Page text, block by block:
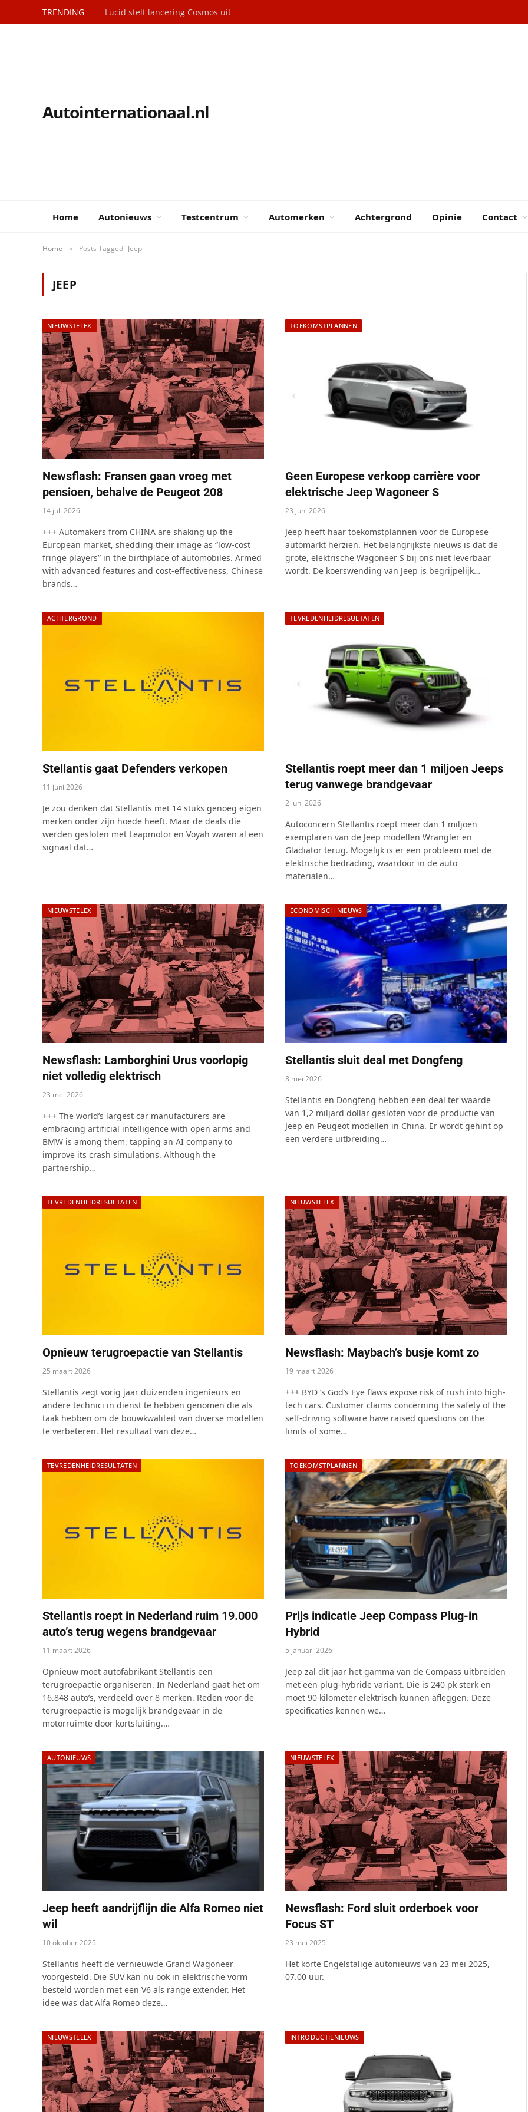
TRENDING Autoverkopen Frankrijk: elektrische modellen zijn niet te stoppen
Autointernationaal.nl
Home Autonieuws Testcentrum Automerken Achtergrond Opinie Contact
Home » Posts Tagged "Jeep"
JEEP
NIEUWSTELEX
Newsflash: Fransen gaan vroeg met
pensioen, behalve de Peugeot 208
14 juli 2026
+++ Automakers from CHINA are shaking up the
European market, shedding their image as “low-cost
fringe players” in the birthplace of automobiles. Armed
with advanced features and cost-effectiveness, Chinese
brands…
TOEKOMSTPLANNEN
Geen Europese verkoop carrière voor
elektrische Jeep Wagoneer S
23 juni 2026
Jeep heeft haar toekomstplannen voor de Europese
automarkt herzien. Het belangrijkste nieuws is dat de
grote, elektrische Wagoneer S bij ons niet leverbaar
wordt. De koerswending van Jeep is begrijpelijk…
ACHTERGROND
Stellantis gaat Defenders verkopen
11 juni 2026
Je zou denken dat Stellantis met 14 stuks genoeg eigen
merken onder zijn hoede heeft. Maar de deals die
werden gesloten met Leapmotor en Voyah waren al een
signaal dat…
TEVREDENHEIDRESULTATEN
Stellantis roept meer dan 1 miljoen Jeeps
terug vanwege brandgevaar
2 juni 2026
Autoconcern Stellantis roept meer dan 1 miljoen
exemplaren van de Jeep modellen Wrangler en
Gladiator terug. Mogelijk is er een probleem met de
elektrische bedrading, waardoor in de auto
materialen…
NIEUWSTELEX
Newsflash: Lamborghini Urus voorlopig
niet volledig elektrisch
23 mei 2026
+++ The world’s largest car manufacturers are
embracing artificial intelligence with open arms and
BMW is among them, tapping an AI company to
improve its crash simulations. Although the
partnership…
ECONOMISCH NIEUWS
Stellantis sluit deal met Dongfeng
8 mei 2026
Stellantis en Dongfeng hebben een deal ter waarde
van 1,2 miljard dollar gesloten voor de productie van
Jeep en Peugeot modellen in China. Er wordt gehint op
een verdere uitbreiding…
TEVREDENHEIDRESULTATEN
Opnieuw terugroepactie van Stellantis
25 maart 2026
Stellantis zegt vorig jaar duizenden ingenieurs en
andere technici in dienst te hebben genomen die als
taak hebben om de bouwkwaliteit van diverse modellen
te verbeteren. Het resultaat van deze…
NIEUWSTELEX
Newsflash: Maybach’s busje komt zo
19 maart 2026
+++ BYD ’s God’s Eye flaws expose risk of rush into high-
tech cars. Customer claims concerning the safety of the
self-driving software have raised questions on the
limits of some…
TEVREDENHEIDRESULTATEN
Stellantis roept in Nederland ruim 19.000
auto’s terug wegens brandgevaar
11 maart 2026
Opnieuw moet autofabrikant Stellantis een
terugroepactie organiseren. In Nederland gaat het om
16.848 auto’s, verdeeld over 8 merken. Reden voor de
terugroepactie is mogelijk brandgevaar in de
motorruimte door kortsluiting.…
TOEKOMSTPLANNEN
Prijs indicatie Jeep Compass Plug-in
Hybrid
5 januari 2026
Jeep zal dit jaar het gamma van de Compass uitbreiden
met een plug-hybride variant. Die is 240 pk sterk en
moet 90 kilometer elektrisch kunnen afleggen. Deze
specificaties kennen we…
AUTONIEUWS
Jeep heeft aandrijflijn die Alfa Romeo niet
wil
10 oktober 2025
Stellantis heeft de vernieuwde Grand Wagoneer
voorgesteld. Die SUV kan nu ook in elektrische vorm
besteld worden met een V6 als range extender. Het
idee was dat Alfa Romeo deze…
NIEUWSTELEX
Newsflash: Ford sluit orderboek voor
Focus ST
23 mei 2025
Het korte Engelstalige autonieuws van 23 mei 2025,
07.00 uur.
NIEUWSTELEX INTRODUCTIENIEUWS